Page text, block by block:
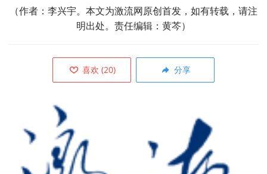
（作者：李兴宇。本文为激流网原创首发，如有转载，请注
明出处。责任编辑：黄芩）
喜欢 (20) 分享